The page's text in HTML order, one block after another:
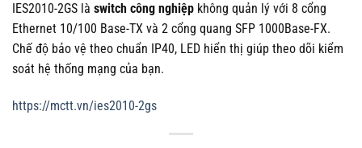
IES2010-2GS là switch công nghiệp không quản lý với 8 cổng
Ethernet 10/100 Base-TX và 2 cổng quang SFP 1000Base-FX.
Chế độ bảo vệ theo chuẩn IP40, LED hiển thị giúp theo dõi kiểm
soát hệ thống mạng của bạn.
https://mctt.vn/ies2010-2gs